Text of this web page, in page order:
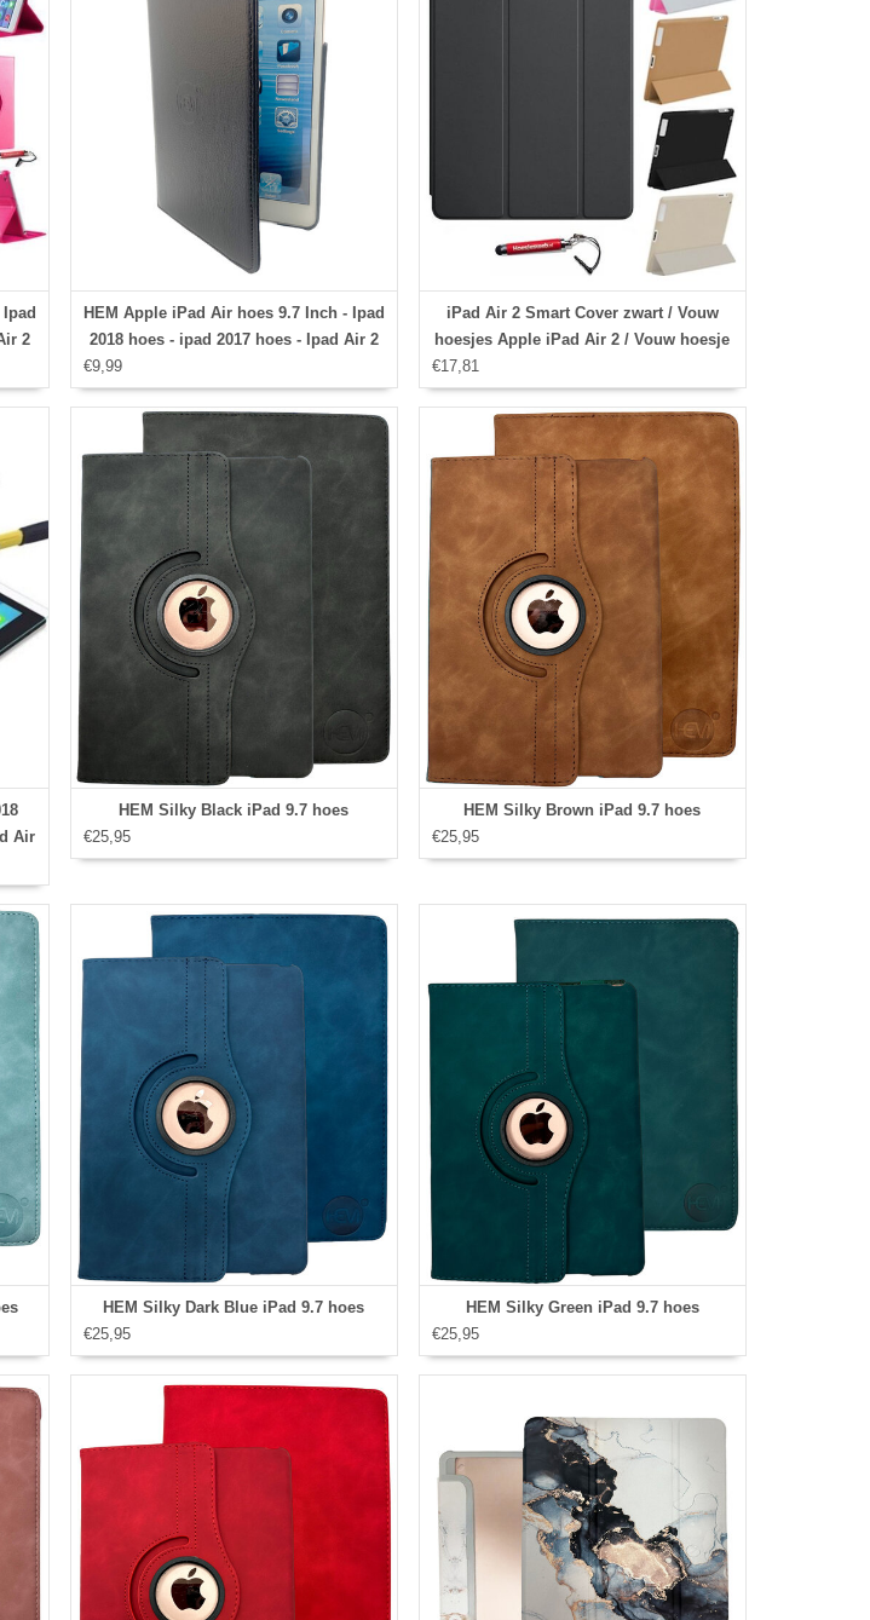
2
-
-
HEM Apple iPad Air hoes 9.7 Inch - Ipad
2018 hoes - ipad 2017 hoes - Ipad Air 2
hoes - Ipad Air hoesje - Ipad 9.7 case -
Ipad 9.7 Autowake Draaibare Cover -
Ipad hoes 2017/2018 - Zwart - Gehele
€9,99
iPad Air 2 Smart Cover zwart / Vouw
hoesjes Apple iPad Air 2 / Vouw hoesje
€17,81
Air
HEM Silky Black iPad 9.7 hoes
€25,95
HEM Silky Brown iPad 9.7 hoes
€25,95
HEM Silky Dark Blue iPad 9.7 hoes
€25,95
HEM Silky Green iPad 9.7 hoes
€25,95